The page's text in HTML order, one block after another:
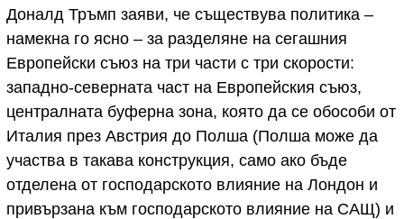
Доналд Тръмп заяви, че съществува политика –
намекна го ясно – за разделяне на сегашния
Европейски съюз на три части с три скорости:
западно-северната част на Европейския съюз,
централната буферна зона, която да се обособи от
Италия през Австрия до Полша (Полша може да
участва в такава конструкция, само ако бъде
отделена от господарското влияние на Лондон и
привързана към господарското влияние на САЩ) и